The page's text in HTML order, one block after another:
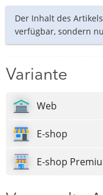
Der Inhalt des
verfügbar, sondern
Variante
Web
E-shop
E-shop